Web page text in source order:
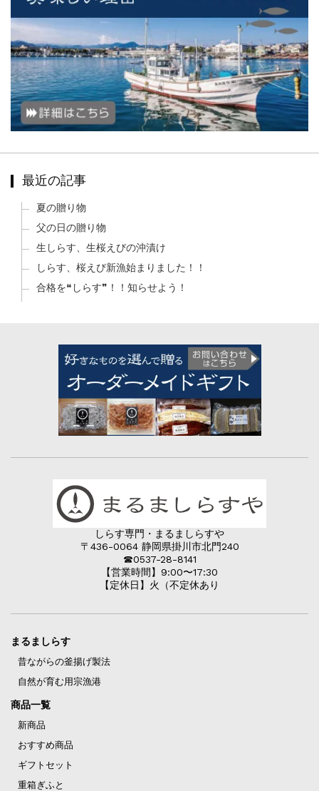
最近の記事
夏の贈り物
父の日の贈り物
生しらす、生桜えびの沖漬け
しらす、桜えび新漁始まりました！！
合格を❝しらす❞！！知らせよう！
しらす専門・まるましらすや
〒436-0064 静岡県掛川市北門240
☎︎0537-28-8141
【営業時間】9:00〜17:30
【定休日】火（不定休あり
まるましらす
昔ながらの釜揚げ製法
自然が育む用宗漁港
商品一覧
新商品
おすすめ商品
ギフトセット
重箱ぎふと